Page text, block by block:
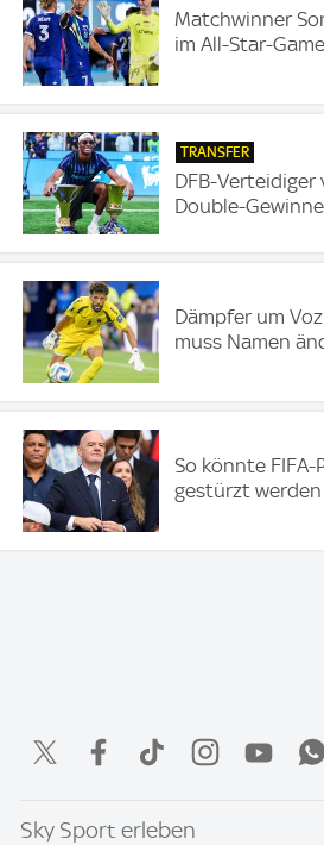
Matchwinner
im All-Star-
TRANSFER
DFB-
Double-
Dämpfer um
muss Namen
So könnte
gestürzt werden
Sky Sport erleben